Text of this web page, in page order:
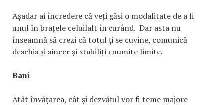
Așadar ai încredere că veți găsi o modalitate de a fi
unul în brațele celuilalt în curând. Dar asta nu
înseamnă să crezi că totul ți se cuvine, comunică
deschis și sincer și stabiliți anumite limite.
Bani
Atât învățarea, cât și dezvățul vor fi teme majore